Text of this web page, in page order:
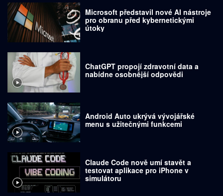
Microsoft představil nové AI nástroje
pro obranu před kybernetickými
útoky
ChatGPT propojí zdravotní data a
nabídne osobnější odpovědi
Android Auto ukrývá vývojářské
menu s užitečnými funkcemi
Claude Code nově umí stavět a
testovat aplikace pro iPhone v
simulátoru